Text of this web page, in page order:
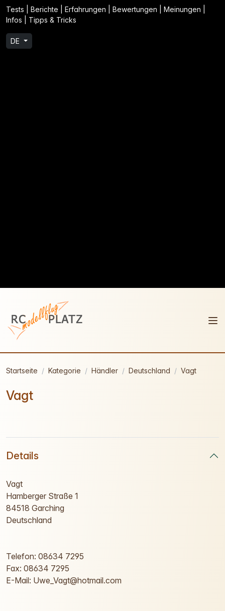
Tests | Berichte | Erfahrungen | Bewertungen | Meinungen |
Infos | Tipps & Tricks
DE
Startseite Kategorie Händler Deutschland Vagt
Vagt
Details
Vagt
Hamberger Straße 1
84518 Garching
Deutschland
Telefon: 08634 7295
Fax: 08634 7295
E-Mail: Uwe_Vagt@hotmail.com